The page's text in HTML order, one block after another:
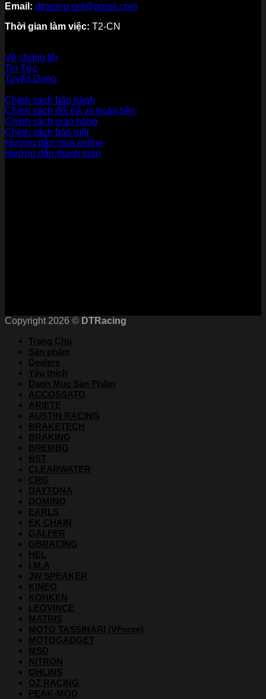
Email: dtracing.net@gmail.com
Thời gian làm việc: T2-CN
Về chúng tôi
Tin Tức
Tuyển Dụng
Chính sách bảo hành
Chính sách đổi trả và hoàn tiền
Chính sách giao hàng
Chính sách bảo mật
Hướng dẫn mua online
Hướng dẫn thanh toán
Copyright 2026 © DTRacing
Trang Chủ
Sản phẩm
Dealers
Yêu thích
Danh Mục Sản Phẩm
ACCOSSATO
ARIETE
AUSTIN RACING
BRAKETECH
BRAKING
BREMBO
BST
CLEARWATER
CRG
DAYTONA
DOMINO
EARLS
EK CHAIN
GALFER
GBRACING
HEL
I.M.A
JW SPEAKER
KINEO
KOHKEN
LEOVINCE
MATRIS
MOTO TASSINARI (VForce)
MOTOGADGET
MSD
NITRON
OHLINS
OZ RACING
PEAK-MOD